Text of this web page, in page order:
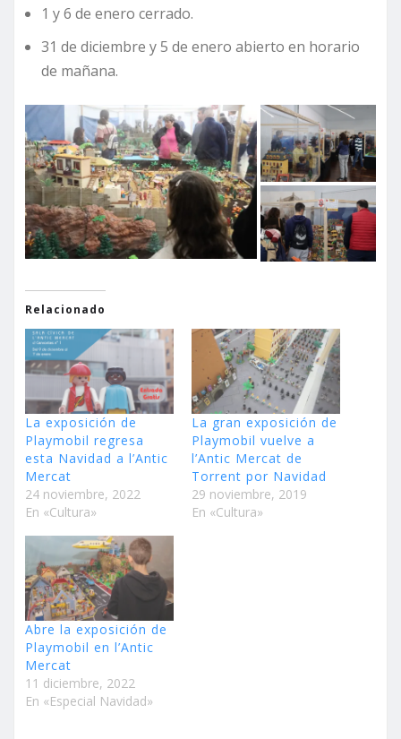
1 y 6 de enero cerrado.
31 de diciembre y 5 de enero abierto en horario
de mañana.
Relacionado
La exposición de
Playmobil regresa
esta Navidad a l’Antic
Mercat
24 noviembre, 2022
En «Cultura»
La gran exposición de
Playmobil vuelve a
l’Antic Mercat de
Torrent por Navidad
29 noviembre, 2019
En «Cultura»
Abre la exposición de
Playmobil en l’Antic
Mercat
11 diciembre, 2022
En «Especial Navidad»